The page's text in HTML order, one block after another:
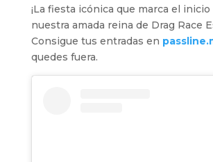
¡La fiesta icónica que marca el inicio
nuestra amada reina de Drag Race
Consigue tus entradas en
quedes fuera.